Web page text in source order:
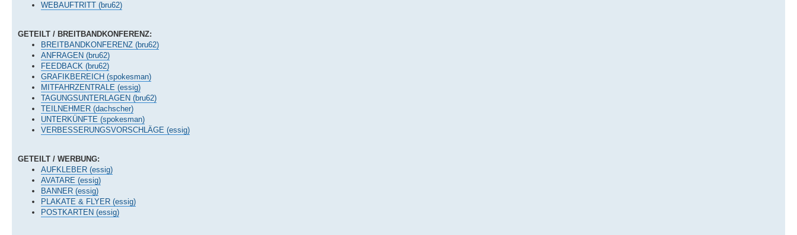
WEBAUFTRITT (bru62)
GETEILT / BREITBANDKONFERENZ:
BREITBANDKONFERENZ (bru62)
ANFRAGEN (bru62)
FEEDBACK (bru62)
GRAFIKBEREICH (spokesman)
MITFAHRZENTRALE (essig)
TAGUNGSUNTERLAGEN (bru62)
TEILNEHMER (dachscher)
UNTERKÜNFTE (spokesman)
VERBESSERUNGSVORSCHLÄGE (essig)
GETEILT / WERBUNG:
AUFKLEBER (essig)
AVATARE (essig)
BANNER (essig)
PLAKATE & FLYER (essig)
POSTKARTEN (essig)